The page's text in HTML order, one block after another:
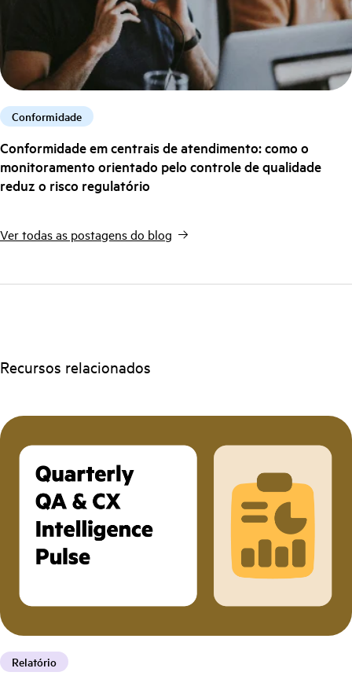
Conformidade
Conformidade em centrais de atendimento: como o
monitoramento orientado pelo controle de qualidade
reduz o risco regulatório
Ver todas as postagens do blog
Recursos relacionados
Relatório